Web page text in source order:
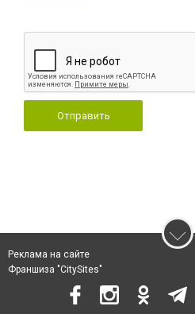
Отправить
Реклама на сайте
Франшиза "CitySites"